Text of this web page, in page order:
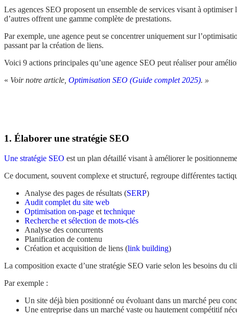
Les agences SEO proposent un ensemble de services visant à
d’autres offrent une gamme complète de prestations.
Par exemple, une agence peut se concentrer uniquement sur
passant par la création de liens.
Voici 9 actions principales qu’une agence SEO peut réaliser pour
« Voir notre article, Optimisation SEO (Guide complet 2025). »
1. Élaborer une stratégie SEO
Une stratégie SEO est un plan détaillé visant à améliorer le
Ce document, souvent complexe et structuré, regroupe différentes
Analyse des pages de résultats (SERP)
Audit complet du site web
Optimisation on-page et technique
Recherche et sélection de mots-clés
Analyse des concurrents
Planification de contenu
Création et acquisition de liens (link building)
La composition exacte d’une stratégie SEO varie selon les besoins du
Par exemple :
Un site déjà bien positionné ou évoluant dans un marché peu
Une entreprise dans un marché vaste ou hautement compétitif